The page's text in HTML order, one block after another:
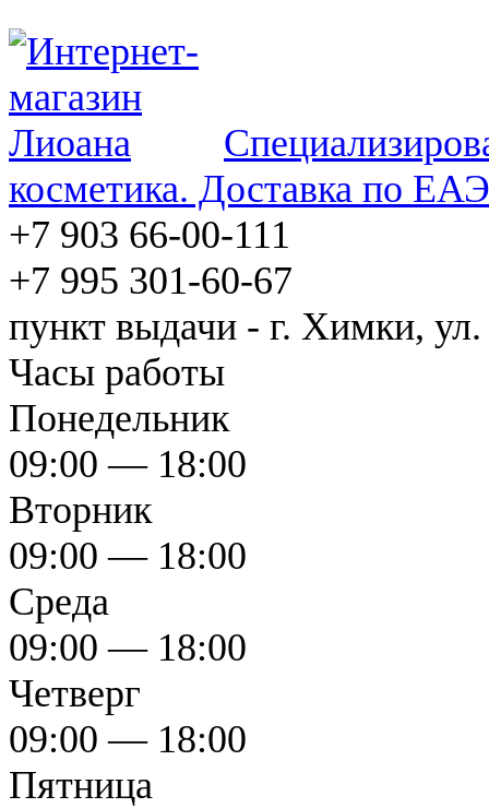
косметика. Доставка по
+7 903 66-00-111
+7 995 301-60-67
пункт выдачи - г. Химки, ул.
Часы работы
Понедельник
09:00 — 18:00
Вторник
09:00 — 18:00
Среда
09:00 — 18:00
Четверг
09:00 — 18:00
Пятница